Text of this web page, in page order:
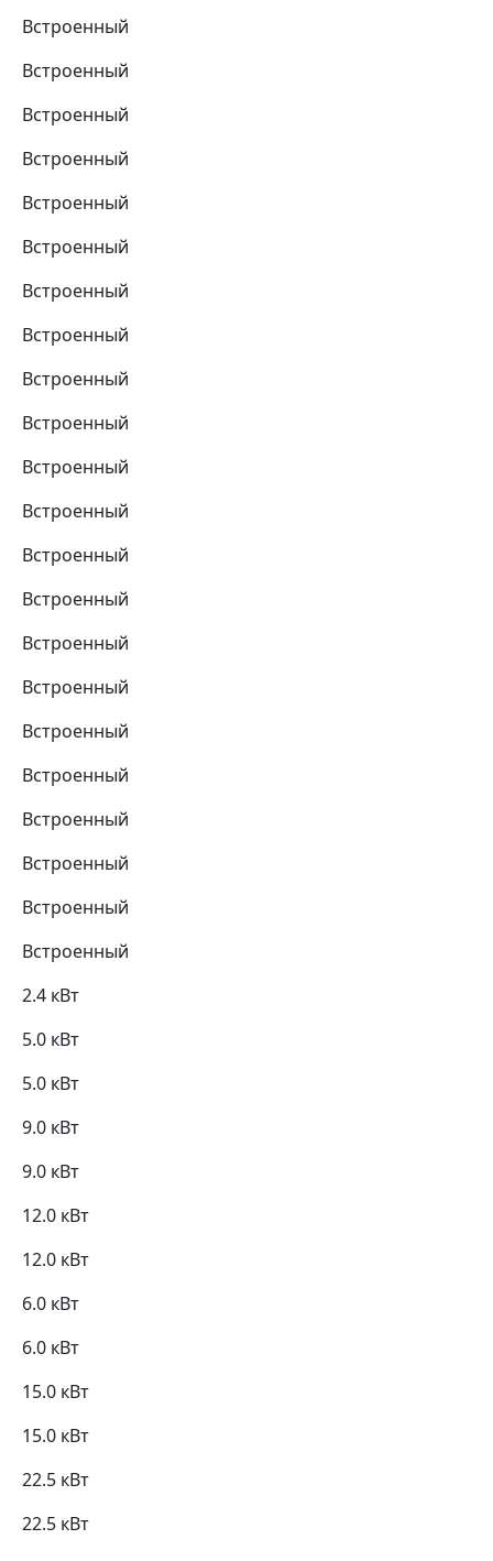
Встроенный
Встроенный
Встроенный
Встроенный
Встроенный
Встроенный
Встроенный
Встроенный
Встроенный
Встроенный
Встроенный
Встроенный
Встроенный
Встроенный
Встроенный
Встроенный
Встроенный
Встроенный
Встроенный
Встроенный
Встроенный
Встроенный
2.4 кВт
5.0 кВт
5.0 кВт
9.0 кВт
9.0 кВт
12.0 кВт
12.0 кВт
6.0 кВт
6.0 кВт
15.0 кВт
15.0 кВт
22.5 кВт
22.5 кВт